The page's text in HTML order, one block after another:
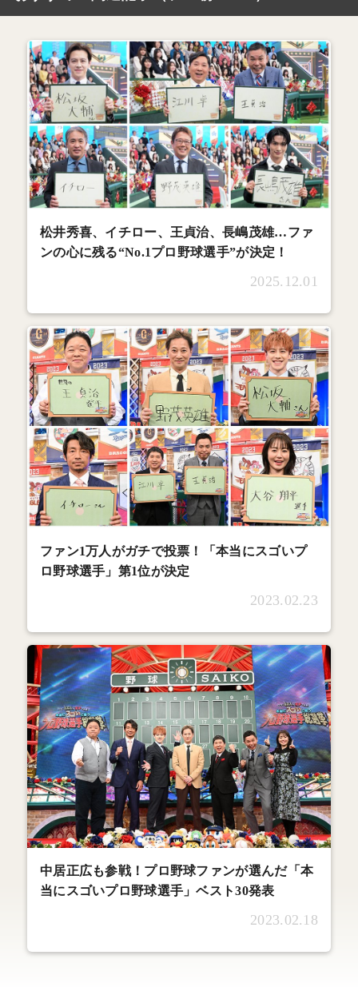
松井秀喜、イチロー、王貞治、長嶋茂雄…ファ
ンの心に残る“No.1プロ野球選手”が決定！
2025.12.01
ファン1万人がガチで投票！「本当にスゴいプ
ロ野球選手」第1位が決定
2023.02.23
中居正広も参戦！プロ野球ファンが選んだ「本
当にスゴいプロ野球選手」ベスト30発表
2023.02.18